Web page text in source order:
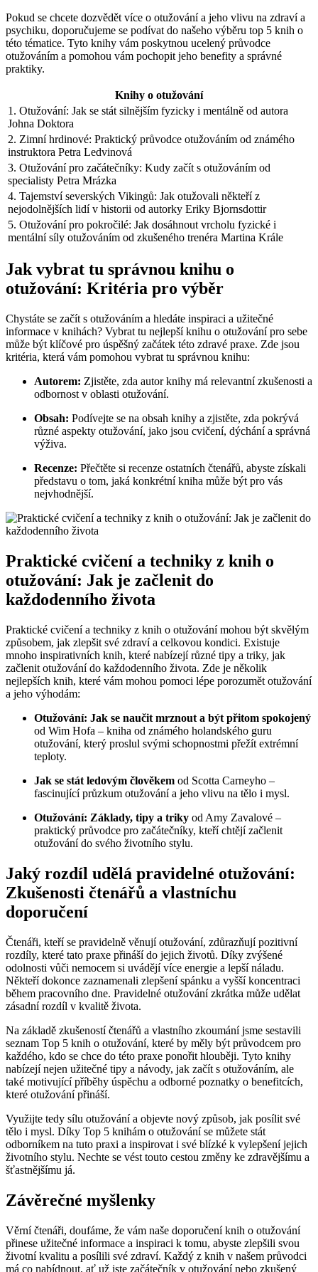
Pokud se chcete dozvědět více o otužování a jeho vlivu na zdraví a
psychiku, doporučujeme se podívat do našeho výběru top 5 knih o
této tématice. Tyto knihy vám poskytnou ucelený průvodce
otužováním a pomohou vám pochopit jeho benefity a správné
praktiky.
Knihy o otužování
1. Otužování: Jak se stát silnějším fyzicky i mentálně od autora
Johna Doktora
2. Zimní hrdinové: Praktický průvodce otužováním od známého
instruktora Petra Ledvinová
3. Otužování pro začátečníky: Kudy začít s otužováním od
specialisty Petra Mrázka
4. Tajemství severských Vikingů: Jak otužovali někteří z
nejodolnějších lidí v historii od autorky Eriky Bjornsdottir
5. Otužování pro pokročilé: Jak dosáhnout vrcholu fyzické i
mentální síly otužováním od zkušeného trenéra Martina Krále
Jak vybrat tu správnou knihu o
otužování: Kritéria pro výběr
Chystáte se začít s otužováním a hledáte inspiraci a užitečné
informace v knihách? Vybrat tu nejlepší knihu o otužování pro sebe
může být klíčové pro úspěšný začátek této zdravé praxe. Zde jsou
kritéria, která vám pomohou vybrat tu správnou knihu:
Autorem: Zjistěte, zda autor knihy má relevantní zkušenosti a
odbornost v oblasti otužování.
Obsah: Podívejte se na obsah knihy a zjistěte, zda pokrývá
různé aspekty otužování, jako jsou cvičení, dýchání a správná
výživa.
Recenze: Přečtěte si recenze ostatních čtenářů, abyste získali
představu o tom, jaká konkrétní kniha může být pro vás
nejvhodnější.
Praktické cvičení a techniky z knih o
otužování: Jak je začlenit do
každodenního života
Praktické cvičení a techniky z knih o otužování mohou být skvělým
způsobem, jak zlepšit své zdraví a celkovou kondici. Existuje
mnoho inspirativních knih, které nabízejí různé tipy a triky, jak
začlenit otužování do každodenního života. Zde je několik
nejlepších knih, které vám mohou pomoci lépe porozumět otužování
a jeho výhodám:
Otužování: Jak se naučit mrznout a být přitom spokojený
od Wim Hofa – kniha od známého holandského guru
otužování, který proslul svými schopnostmi přežít extrémní
teploty.
Jak se stát ledovým člověkem od Scotta Carneyho –
fascinující průzkum otužování a jeho vlivu na tělo i mysl.
Otužování: Základy, tipy a triky od Amy Zavalové –
praktický průvodce pro začátečníky, kteří chtějí začlenit
otužování do svého životního stylu.
Jaký rozdíl udělá pravidelné otužování:
Zkušenosti čtenářů a vlastníchu
doporučení
Čtenáři, kteří se pravidelně věnují otužování, zdůrazňují pozitivní
rozdíly, které tato praxe přináší do jejich životů. Díky zvýšené
odolnosti vůči nemocem si uvádějí více energie a lepší náladu.
Někteří dokonce zaznamenali zlepšení spánku a vyšší koncentraci
během pracovního dne. Pravidelné otužování zkrátka může udělat
zásadní rozdíl v kvalitě života.
Na základě zkušeností čtenářů a vlastního zkoumání jsme sestavili
seznam Top 5 knih o otužování, které by měly být průvodcem pro
každého, kdo se chce do této praxe ponořit hlouběji. Tyto knihy
nabízejí nejen užitečné tipy a návody, jak začít s otužováním, ale
také motivující příběhy úspěchu a odborné poznatky o benefitcích,
které otužování přináší.
Využijte tedy sílu otužování a objevte nový způsob, jak posílit své
tělo i mysl. Díky Top 5 knihám o otužování se můžete stát
odborníkem na tuto praxi a inspirovat i své blízké k vylepšení jejich
životního stylu. Nechte se vést touto cestou změny ke zdravějšímu a
šťastnějšímu já.
Závěrečné myšlenky
Věrní čtenáři, doufáme, že vám naše doporučení knih o otužování
přinese užitečné informace a inspiraci k tomu, abyste zlepšili svou
životní kvalitu a posílili své zdraví. Každý z knih v našem průvodci
má co nabídnout, ať už jste začátečník v otužování nebo zkušený